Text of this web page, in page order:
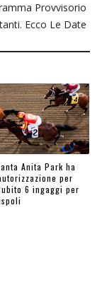
Provvisorio
Ecco Le Date
Anita Park ha
per
6 ingaggi per